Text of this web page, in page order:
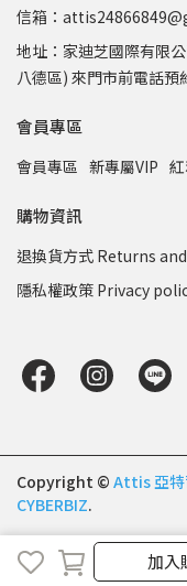
加入
信箱：
地址：家迪芝國際有限
八德區) 來門市前電話預
會員專區
會員專區 新專屬VIP
購物資訊
退換貨方式 Returns
隱私權政策 Privacy
Copyright © Attis 亞特
CYBERBIZ.